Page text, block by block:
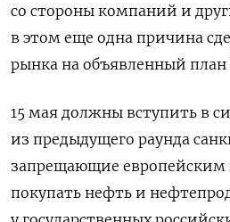
со стороны компаний и
в этом еще одна причина
рынка на объявленный план
15 мая должны вступить в
из предыдущего раунда
запрещающие
покупать нефть и